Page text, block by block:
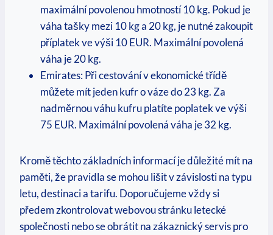
maximální povolenou hmotností 10 kg. Pokud je
váha tašky mezi 10 kg a 20 kg, je nutné zakoupit
příplatek ve výši 10 EUR. Maximální povolená
váha je 20 kg.
Emirates: Při cestování v ekonomické třídě
můžete mít jeden kufr o váze do 23 kg. Za
nadměrnou váhu kufru platíte poplatek ve výši
75 EUR. Maximální povolená váha je 32 kg.
Kromě těchto základních informací je důležité mít na
paměti, že pravidla se mohou lišit v závislosti na typu
letu, destinaci a tarifu. Doporučujeme vždy si
předem zkontrolovat webovou stránku letecké
společnosti nebo se obrátit na zákaznický servis pro